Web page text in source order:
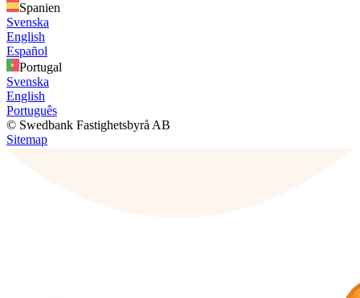
Spanien
Svenska
English
Español
Portugal
Svenska
English
Português
© Swedbank Fastighetsbyrå AB
Sitemap